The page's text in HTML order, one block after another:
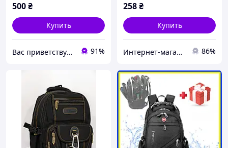
500₴
Купить
Вас приветствует интернет-магазин SvetOn! 91%
258₴
Купить
Интернет-магазин "AVEON" - товары для всей семьи! Самые низкие цены! 86%